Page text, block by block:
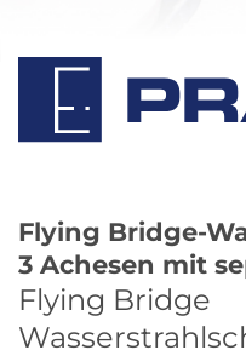
Flying Bridge-
3 Achesen mit
Flying Bridge